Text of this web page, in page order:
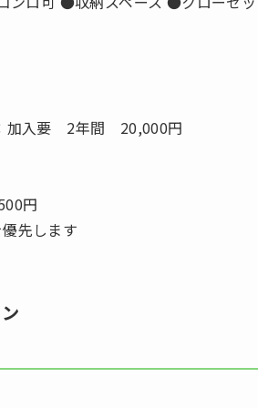
加入要 2年間 20,000円
円
先します